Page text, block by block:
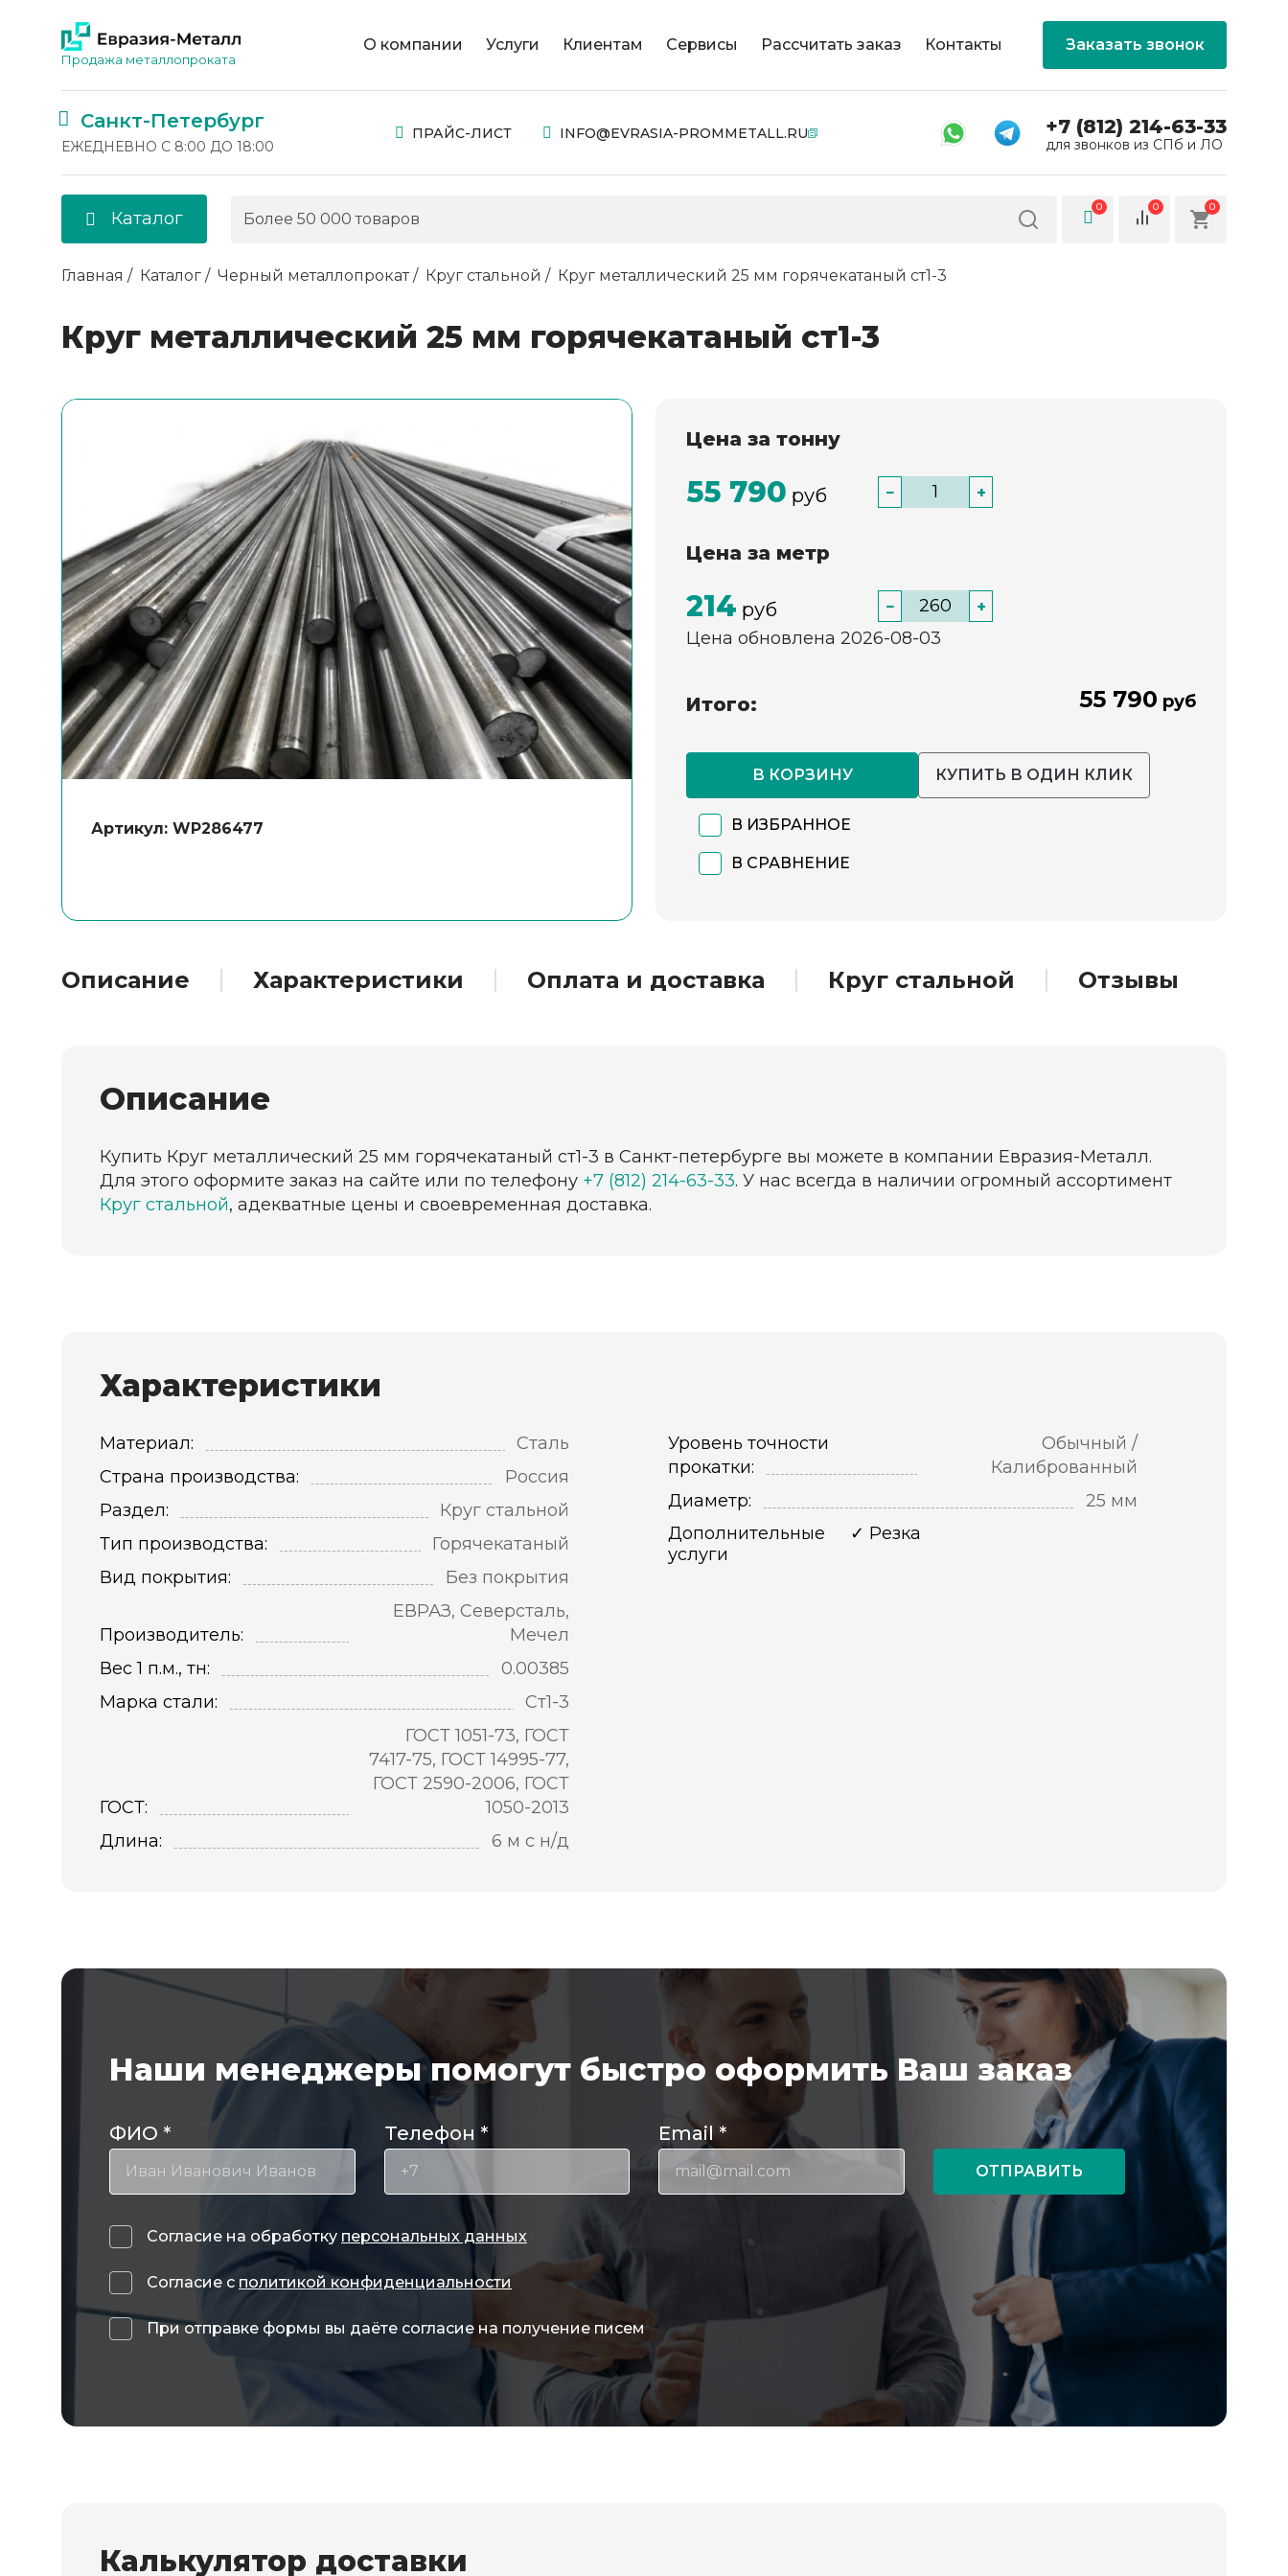
Продажа металлопроката
О компании Услуги Клиентам Сервисы Рассчитать заказ Контакты Заказать звонок
Санкт-Петербург
ЕЖЕДНЕВНО С 8:00 ДО 18:00
ПРАЙС-ЛИСТ INFO@EVRASIA-PROMMETALL.RU +7 (812) 214-63-33
для звонков из СПб и ЛО
Каталог
0 0 0
Главная Каталог Черный металлопрокат Круг стальной Круг металлический 25 мм горячекатаный ст1-3
Круг металлический 25 мм горячекатаный ст1-3
Артикул: WP286477
Цена за тонну
55 790 руб − +
Цена за метр
214 руб − +
Цена обновлена 2026-08-03
Итого: 55 790 руб
В КОРЗИНУ КУПИТЬ В ОДИН КЛИК
В ИЗБРАННОЕ
В СРАВНЕНИЕ
Описание Характеристики Оплата и доставка Круг стальной Отзывы
Описание
Купить Круг металлический 25 мм горячекатаный ст1-3 в Санкт-петербурге вы можете в компании Евразия-Металл.
Для этого оформите заказ на сайте или по телефону +7 (812) 214-63-33. У нас всегда в наличии огромный ассортимент
Круг стальной, адекватные цены и своевременная доставка.
Характеристики
Материал:
Сталь
Страна производства:
Россия
Раздел:
Круг стальной
Тип производства:
Горячекатаный
Вид покрытия:
Без покрытия
Производитель:
ЕВРАЗ, Северсталь,
Мечел
Вес 1 п.м., тн:
0.00385
Марка стали:
Ст1-3
ГОСТ:
ГОСТ 1051-73, ГОСТ
7417-75, ГОСТ 14995-77,
ГОСТ 2590-2006, ГОСТ
1050-2013
Длина:
6 м с н/д
Уровень точности
прокатки:
Обычный /
Калиброванный
Диаметр:
25 мм
Дополнительные
услуги
Резка
Наши менеджеры помогут быстро оформить Ваш заказ
ФИО * Телефон * Email *
ОТПРАВИТЬ
Согласие на обработку персональных данных
Согласие с политикой конфиденциальности
При отправке формы вы даёте согласие на получение писем
Калькулятор доставки